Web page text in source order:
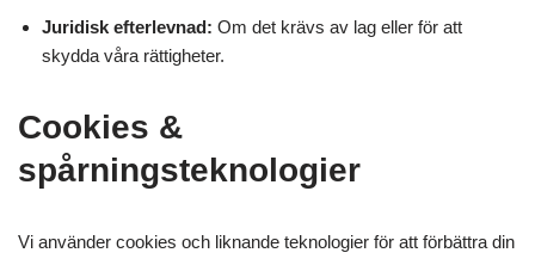
Juridisk efterlevnad: Om det krävs av lag eller för att
skydda våra rättigheter.
Cookies &
spårningsteknologier
Vi använder cookies och liknande teknologier för att förbättra din